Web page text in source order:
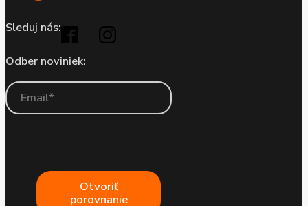
Sleduj nás:
Odber noviniek:
Otvoriť
porovnanie